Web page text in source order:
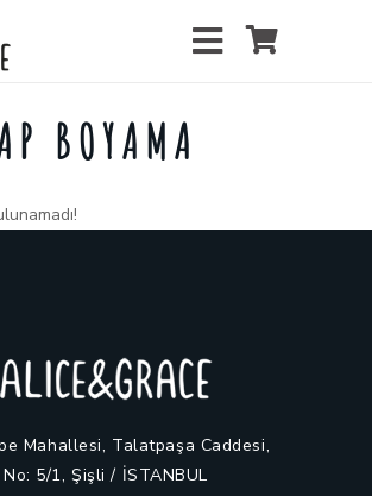
BOYAMA
Mahallesi, Talatpaşa Caddesi,
No: 5/1, Şişli / İSTANBUL